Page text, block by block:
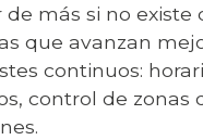
más si no existe
que avanzan
continuos:
control de zonas
y losterminos de uso